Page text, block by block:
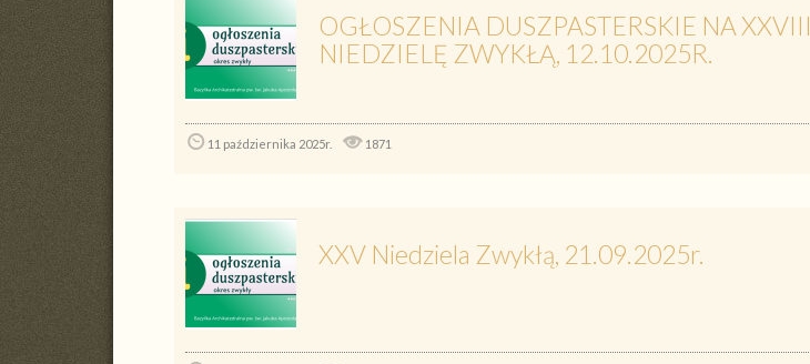
OGŁOSZENIA DUSZPASTERSKIE NA XXVIII
NIEDZIELĘ ZWYKŁĄ, 12.10.2025R.
11 października 2025r. 1871
XXV Niedziela Zwykłą, 21.09.2025r.